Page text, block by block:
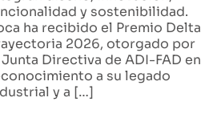
y sostenibilidad.
ha recibido el Premio Delta
2026, otorgado por
Directiva de ADI-FAD en
a su legado
y a […]